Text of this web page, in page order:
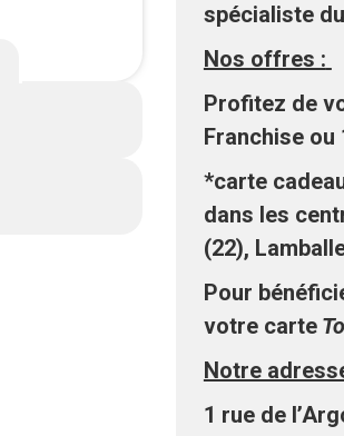
spécialiste
Nos offres :
Profitez de
Franchise
*carte
dans les
(22),
Pour
votre carte
Notre
1 rue de